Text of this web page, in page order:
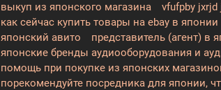
выкуп из японского магазина
vfufpby jxrjd
как сейчас купить товары на ebay в японии
японский авито
представитель (агент) в
японские бренды аудиооборудования и
помощь при покупке из японских
порекомендуйте посредника для японии,